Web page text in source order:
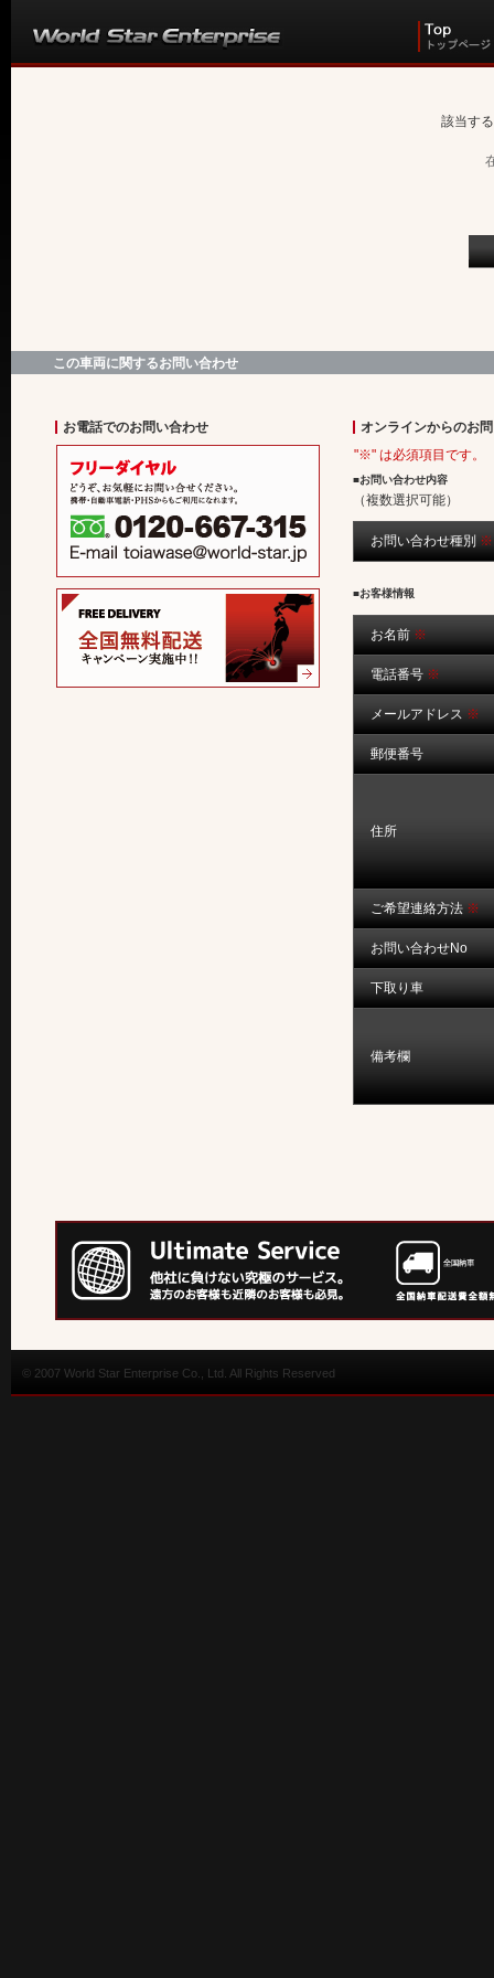
該当す
この車両に関するお問い合わせ
お電話でのお問い合わせ
オンラインからのお
"※" は必須項目です。
■お問い合わせ内容
（複数選択可能）
お問い合わせ種別 ※
■お客様情報
お名前 ※
電話番号 ※
メールアドレス ※
郵便番号
住所
ご希望連絡方法 ※
お問い合わせNo
下取り車
備考欄
© 2007 World Star Enterprise Co., Ltd. All Rights Reserved